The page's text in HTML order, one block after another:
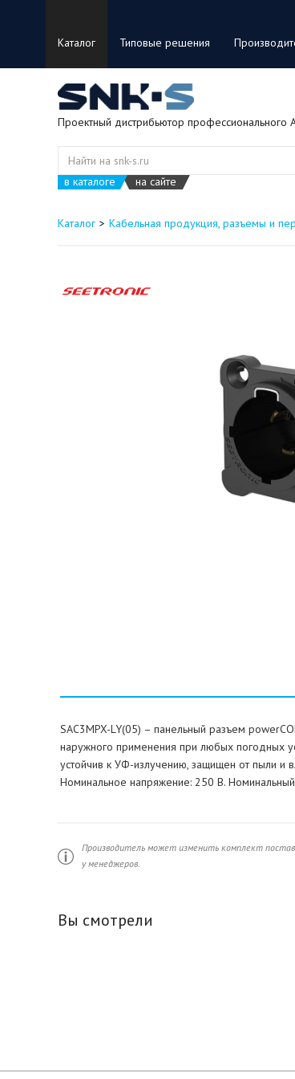
Каталог Типовые решения
Проектный дистрибьютор профессионального
в каталоге на сайте
Каталог Кабельная продукция, разъемы и
SAC3MPX-LY(05) – панельный разъем
наружного применения при любых погодных
устойчив к УФ-излучению, защищен от пыли и
Номинальное напряжение: 250 В.
Производитель может изменить комплект
у менеджеров.
Вы смотрели